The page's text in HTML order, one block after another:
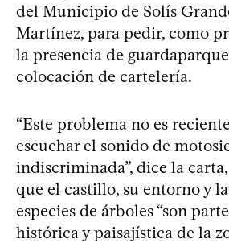
del Municipio de Solís
Martínez, para pedir, como
la presencia de
colocación de cartelería.
“Este problema no es
escuchar el sonido de
indiscriminada”, dice la
que el castillo, su entorno y
especies de árboles “son
histórica y paisajística de la